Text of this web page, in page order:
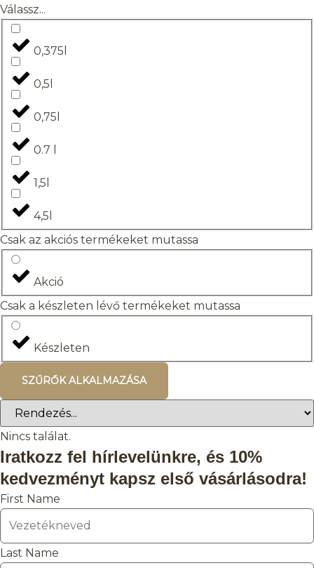
Válassz...
0,375l
0,5l
0,75l
0.7 l
1,5l
4,5l
Csak az akciós termékeket mutassa
Akció
Csak a készleten lévő termékeket mutassa
Készleten
SZŰRŐK ALKALMAZÁSA
Nincs találat.
Iratkozz fel hírlevelünkre, és 10%
kedvezményt kapsz első vásárlásodra!
First Name
Last Name